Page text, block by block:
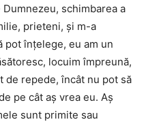
schimbarea a
prieteni, şi m-a
pot înţelege, eu am un
locuim împreună,
de repede, încât nu pot să
pe cât aş vrea eu. Aş
sunt primite sau